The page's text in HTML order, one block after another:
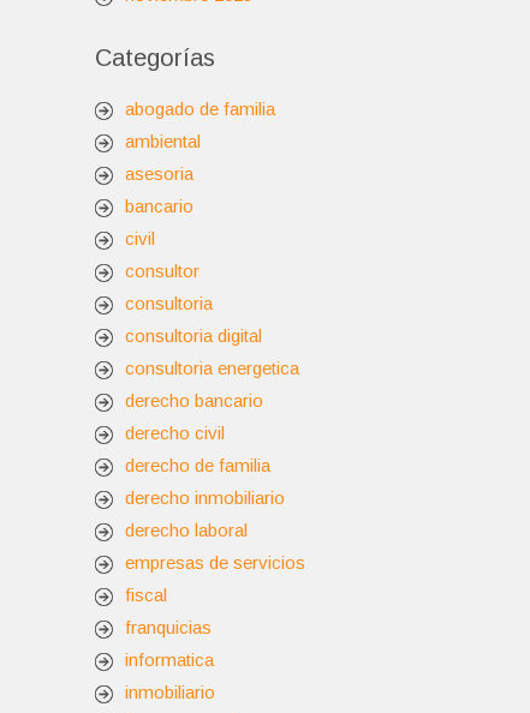
Categorías
abogado de familia
ambiental
asesoria
bancario
civil
consultor
consultoria
consultoria digital
consultoria energetica
derecho bancario
derecho civil
derecho de familia
derecho inmobiliario
derecho laboral
empresas de servicios
fiscal
franquicias
informatica
inmobiliario